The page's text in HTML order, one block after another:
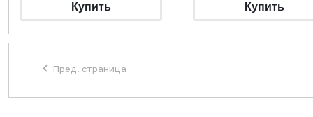
Пред. страница